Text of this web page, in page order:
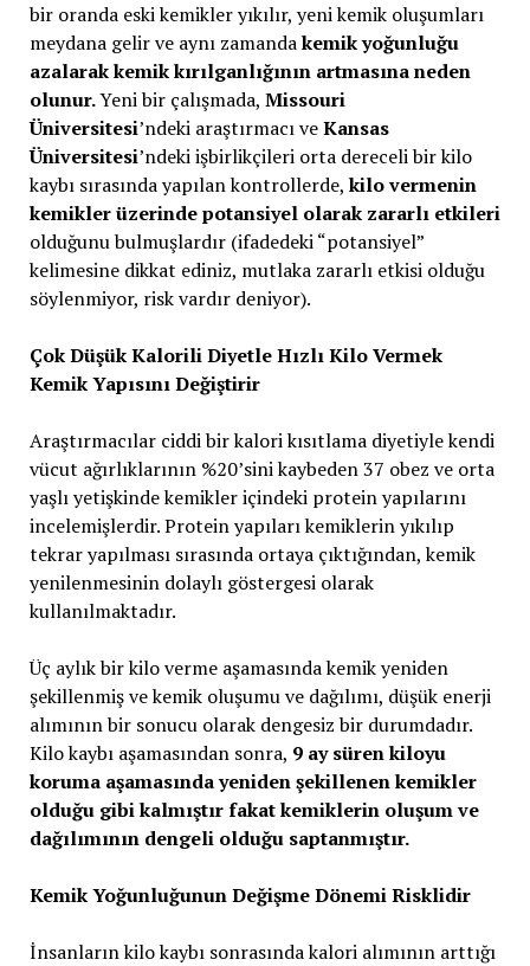
bir oranda eski kemikler yıkılır, yeni kemik oluşumları
meydana gelir ve aynı zamandakemik yoğunluğu
azalarak kemik kırılganlığının artmasına neden
olunur.Yeni bir çalışmada, Missouri
Üniversitesi’ndeki araştırmacı veKansas
Üniversitesi’ndeki işbirlikçileri orta dereceli bir kilo
kaybı sırasında yapılan kontrollerde,kilo vermenin
kemikler üzerinde potansiyel olarak zararlı etkileri
olduğunu bulmuşlardır (ifadedeki “potansiyel”
kelimesine dikkat ediniz, mutlaka zararlı etkisi olduğu
söylenmiyor, risk vardır deniyor).
Çok Düşük Kalorili Diyetle Hızlı Kilo Vermek
Kemik Yapısını Değiştirir
Araştırmacılar ciddi bir kalori kısıtlama diyetiyle kendi
vücut ağırlıklarının %20’sini kaybeden 37 obez ve orta
yaşlı yetişkinde kemikler içindeki protein yapılarını
incelemişlerdir. Protein yapıları kemiklerin yıkılıp
tekrar yapılması sırasında ortaya çıktığından, kemik
yenilenmesinin dolaylı göstergesi olarak
kullanılmaktadır.
Üç aylık bir kilo verme aşamasında kemik yeniden
şekillenmiş ve kemik oluşumu ve dağılımı, düşük enerji
alımının bir sonucu olarak dengesiz bir durumdadır.
Kilo kaybı aşamasından sonra, 9 ay süren kiloyu
koruma aşamasında yeniden şekillenen kemikler
olduğu gibi kalmıştır fakat kemiklerin oluşum ve
dağılımının dengeli olduğu saptanmıştır.
Kemik Yoğunluğunun Değişme Dönemi Risklidir
İnsanların kilo kaybı sonrasında kalori alımının arttığı